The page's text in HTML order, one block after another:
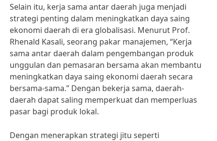
Selain itu, kerja sama antar daerah juga menjadi
strategi penting dalam meningkatkan daya saing
ekonomi daerah di era globalisasi. Menurut Prof.
Rhenald Kasali, seorang pakar manajemen, “Kerja
sama antar daerah dalam pengembangan produk
unggulan dan pemasaran bersama akan membantu
meningkatkan daya saing ekonomi daerah secara
bersama-sama.” Dengan bekerja sama, daerah-
daerah dapat saling memperkuat dan memperluas
pasar bagi produk lokal.
Dengan menerapkan strategi jitu seperti